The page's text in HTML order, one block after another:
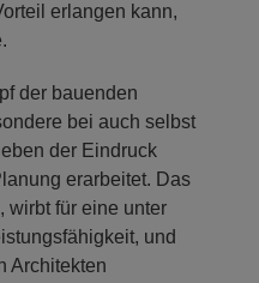
erlangen kann,
der bauenden
bei auch selbst
der Eindruck
erarbeitet. Das
wirbt für eine unter
und
Architekten